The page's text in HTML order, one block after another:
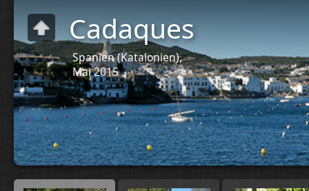
Cadaques
Spanien (Katalonien),
Mai 2015